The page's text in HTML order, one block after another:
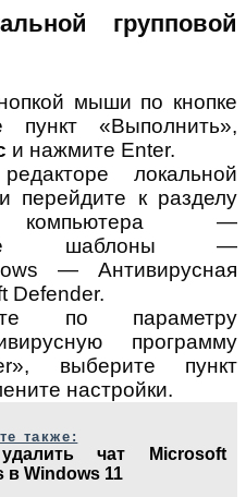
групповой
мыши по кнопке
пункт «Выполнить»,
и нажмите Enter.
локальной
перейдите к разделу
компьютера —
шаблоны —
— Антивирусная
Defender.
по параметру
программу
выберите пункт
настройки.
также:
чат Microsoft
в Windows 11